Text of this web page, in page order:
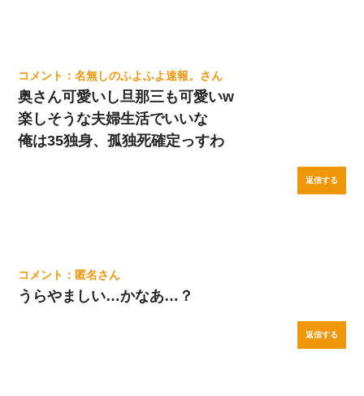
名無しのふよふよ速報。
奥さん可愛いし旦那三も可愛いw
楽しそうな夫婦生活でいいな
俺は35独身、孤独死確定っすわ
返信する
匿名
うらやましい…かなあ…？
返信する